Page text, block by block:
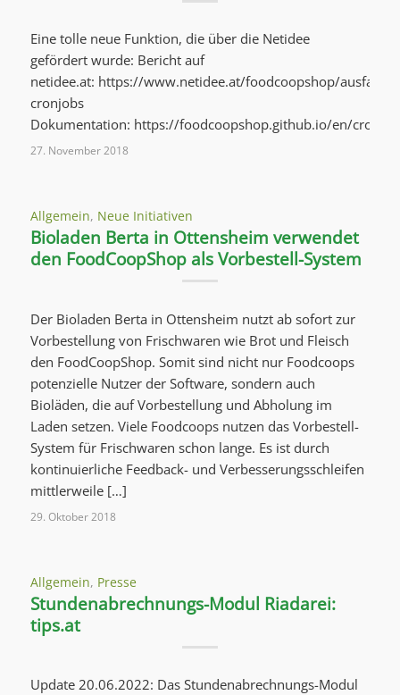
Eine tolle neue Funktion, die über die Netidee
gefördert wurde: Bericht auf
netidee.at: https://www.netidee.at/foodcoopshop/
cronjobs
Dokumentation: https://foodcoopshop.github.io/en/
27. November 2018
Allgemein, Neue Initiativen
Bioladen Berta in Ottensheim verwendet
den FoodCoopShop als Vorbestell-System
Der Bioladen Berta in Ottensheim nutzt ab sofort zur
Vorbestellung von Frischwaren wie Brot und Fleisch
den FoodCoopShop. Somit sind nicht nur Foodcoops
potenzielle Nutzer der Software, sondern auch
Bioläden, die auf Vorbestellung und Abholung im
Laden setzen. Viele Foodcoops nutzen das Vorbestell-
System für Frischwaren schon lange. Es ist durch
kontinuierliche Feedback- und Verbesserungsschleifen
mittlerweile […]
29. Oktober 2018
Allgemein, Presse
Stundenabrechnungs-Modul Riadarei:
tips.at
Update 20.06.2022: Das Stundenabrechnungs-Modul